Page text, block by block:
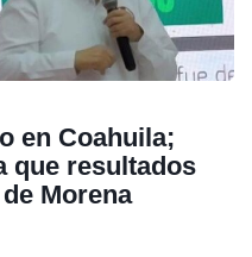
en Coahuila;
que resultados
Morena